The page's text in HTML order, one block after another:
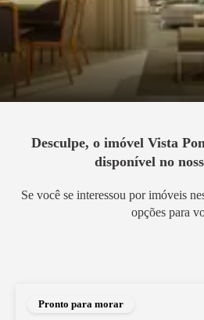
Desculpe, o imóvel Vista
disponível no
Se você se interessou por imóveis
opções para
Pronto para morar